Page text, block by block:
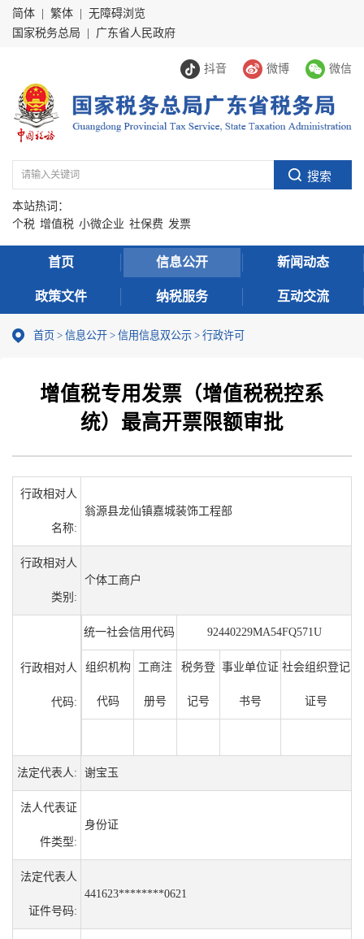
简体 繁体
无障碍浏览
国家税务总局
广东省人民政府
抖音 微博 微信
本站热词：
个税 增值税 小微企业 社保费 发票
首页 信息公开 新闻动态
政策文件 纳税服务 互动交流
首页 > 信息公开 > 信用信息双公示 > 行政许可
增值税专用发票（增值税税控系
统）最高开票限额审批
行政相对人
名称:
翁源县龙仙镇嘉城装饰工程部
行政相对人
类别:
个体工商户
行政相对人
代码:
统一社会信用代码 92440229MA54FQ571U
组织机构
代码
工商注
册号
税务登
记号
事业单位证
书号
社会组织登记
证号
法定代表人: 谢宝玉
法人代表证
件类型:
身份证
法定代表人
证件号码:
441623********0621